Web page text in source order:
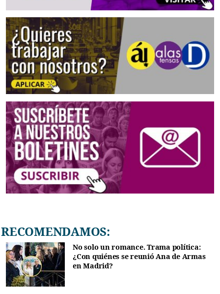
RECOMENDAMOS:
No solo un romance. Trama política:
¿Con quiénes se reunió Ana de Armas
en Madrid?